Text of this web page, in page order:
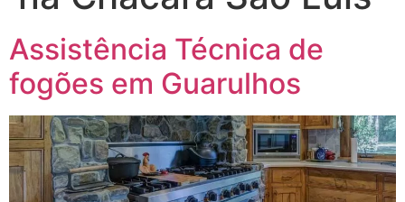
Assistência Técnica de
fogões em Guarulhos